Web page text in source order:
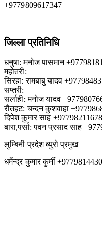
+9779809617347
जिल्ला प्रतिनिधि
धनुषा: मनोज पासमान
महोतरी:
सिरहा: रामबाबु यादव
सप्तरी:
सर्लाही: मनोज यादव
रौतहट: चन्दन कुशवाहा
दिपेश कुमार साह
बारा,पर्सा: पवन प्रसाद साह
लुम्बिनी प्रदेश ब्युरो प्रमुख
धर्मेन्द्र कुमार कुर्मी